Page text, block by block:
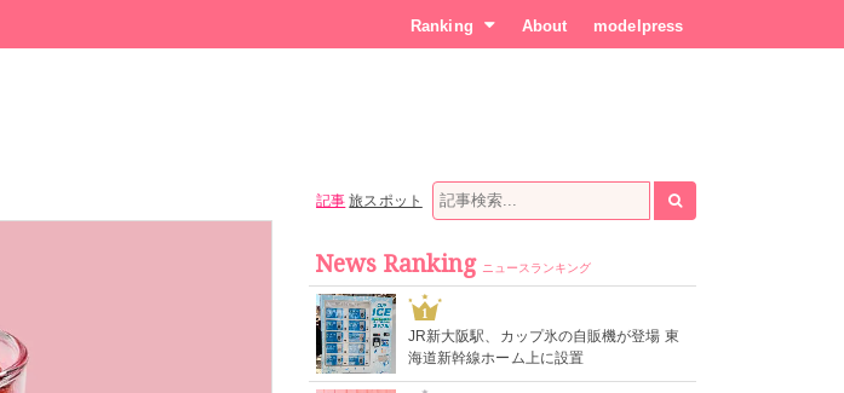
Ranking About modelpress
記事 旅スポット
News Ranking ニュースランキング
1
JR新大阪駅、カップ氷の自販機が登場 東
海道新幹線ホーム上に設置